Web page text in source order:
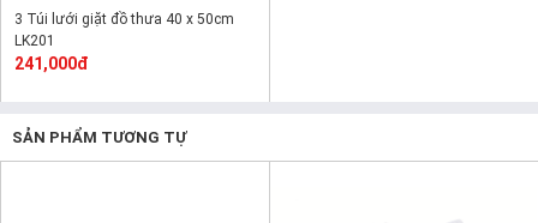
3 Túi lưới giặt đồ thưa 40 x 50cm
LK201
241,000đ
SẢN PHẨM TƯƠNG TỰ